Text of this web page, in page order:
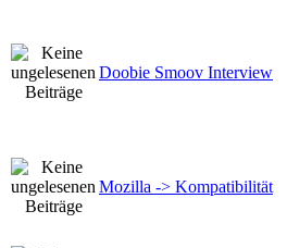
Doobie Smoov Interview
Mozilla -> Kompatibilität